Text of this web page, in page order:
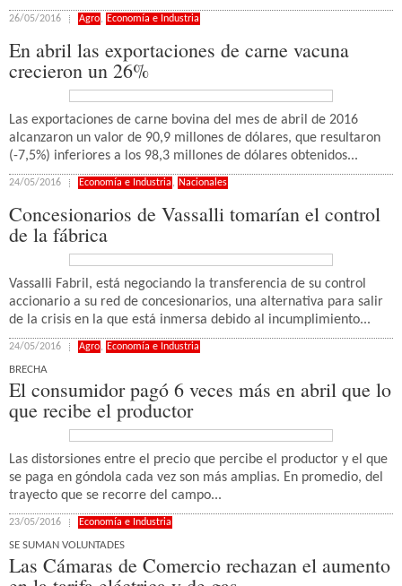
26/05/2016 Agro, Economía e Industria
En abril las exportaciones de carne vacuna
crecieron un 26%
Las exportaciones de carne bovina del mes de abril de 2016
alcanzaron un valor de 90,9 millones de dólares, que resultaron
(-7,5%) inferiores a los 98,3 millones de dólares obtenidos...
24/05/2016 Economía e Industria , Nacionales
Concesionarios de Vassalli tomarían el control
de la fábrica
Vassalli Fabril, está negociando la transferencia de su control
accionario a su red de concesionarios, una alternativa para salir
de la crisis en la que está inmersa debido al incumplimiento...
24/05/2016 Agro, Economía e Industria
BRECHA
El consumidor pagó 6 veces más en abril que lo
que recibe el productor
Las distorsiones entre el precio que percibe el productor y el que
se paga en góndola cada vez son más amplias. En promedio, del
trayecto que se recorre del campo...
23/05/2016 Economía e Industria
SE SUMAN VOLUNTADES
Las Cámaras de Comercio rechazan el aumento